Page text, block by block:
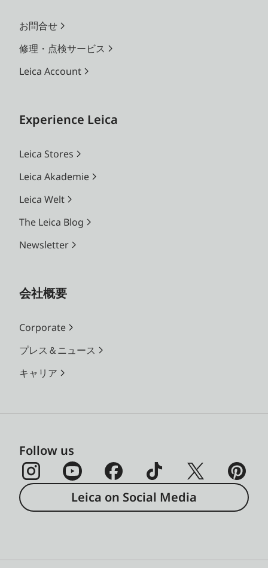
お問合せ
修理・点検サービス
Leica Account
Experience Leica
Leica Stores
Leica Akademie
Leica Welt
The Leica Blog
Newsletter
会社概要
Corporate
プレス＆ニュース
キャリア
Follow us
Leica on Social Media